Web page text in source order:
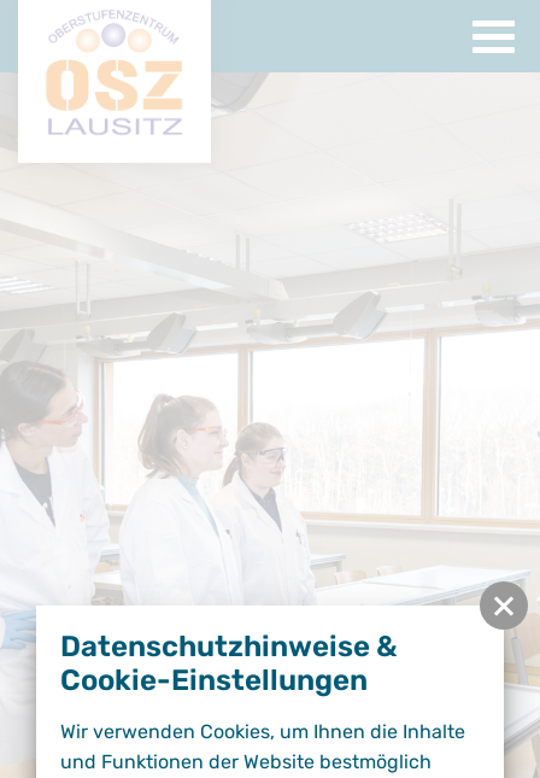
Datenschutzhinweise &
Cookie-Einstellungen
Wir verwenden Cookies, um Ihnen die Inhalte
und Funktionen der Website bestmöglich